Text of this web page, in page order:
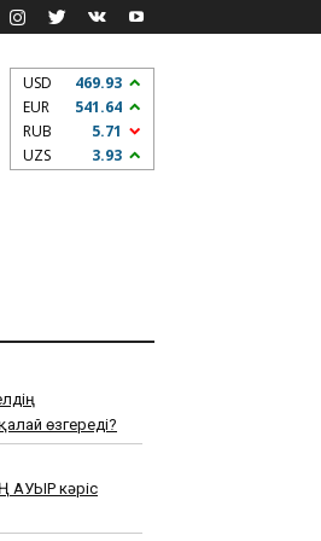
USD
469.93
EUR
541.64
RUB
5.71
UZS
3.93
өзгереді?
АУЫР кәріс